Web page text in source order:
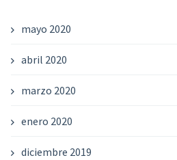
mayo 2020
abril 2020
marzo 2020
enero 2020
diciembre 2019